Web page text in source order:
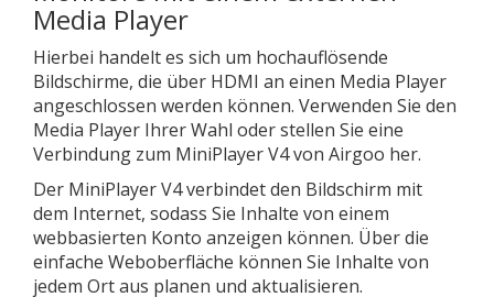
Media Player
Hierbei handelt es sich um hochauflösende
Bildschirme, die über HDMI an einen Media Player
angeschlossen werden können. Verwenden Sie den
Media Player Ihrer Wahl oder stellen Sie eine
Verbindung zum MiniPlayer V4 von Airgoo her.
Der MiniPlayer V4 verbindet den Bildschirm mit
dem Internet, sodass Sie Inhalte von einem
webbasierten Konto anzeigen können. Über die
einfache Weboberfläche können Sie Inhalte von
jedem Ort aus planen und aktualisieren.